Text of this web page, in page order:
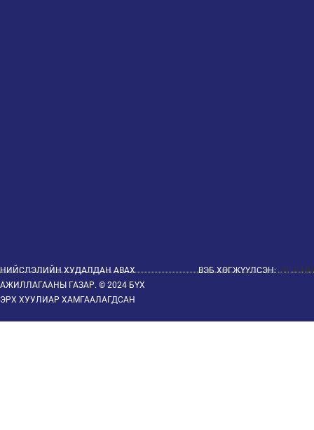
НИЙСЛЭЛИЙН ХУДАЛДАН АВАХ
АЖИЛЛАГААНЫ ГАЗАР. © 2024 БҮХ
ЭРХ ХУУЛИАР ХАМГААЛАГДСАН
ВЭБ ХӨГЖҮҮЛСЭН:EWEB.MN